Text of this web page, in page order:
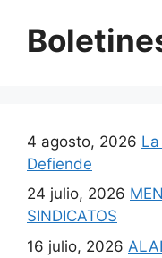
4 agosto, 2026
Defiende
24 julio, 2026
SINDICATOS
16 julio, 2026